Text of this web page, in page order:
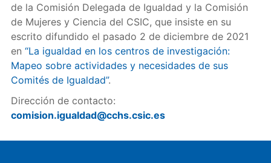
de la Comisión Delegada de Igualdad y la Comisión
de Mujeres y Ciencia del CSIC, que insiste en su
escrito difundido el pasado 2 de diciembre de 2021
en “La igualdad en los centros de investigación:
Mapeo sobre actividades y necesidades de sus
Comités de Igualdad”.
Dirección de contacto:
comision.igualdad@cchs.csic.es